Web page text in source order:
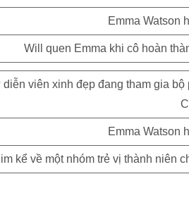
Will quen Emma khi cô hoàn
diễn viên xinh đẹp đang tham gia
kể về một nhóm trẻ vị thành niên